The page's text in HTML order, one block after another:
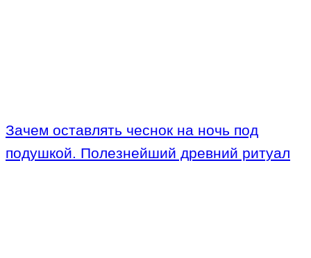
Зачем оставлять чеснок на ночь под
подушкой. Полезнейший древний ритуал